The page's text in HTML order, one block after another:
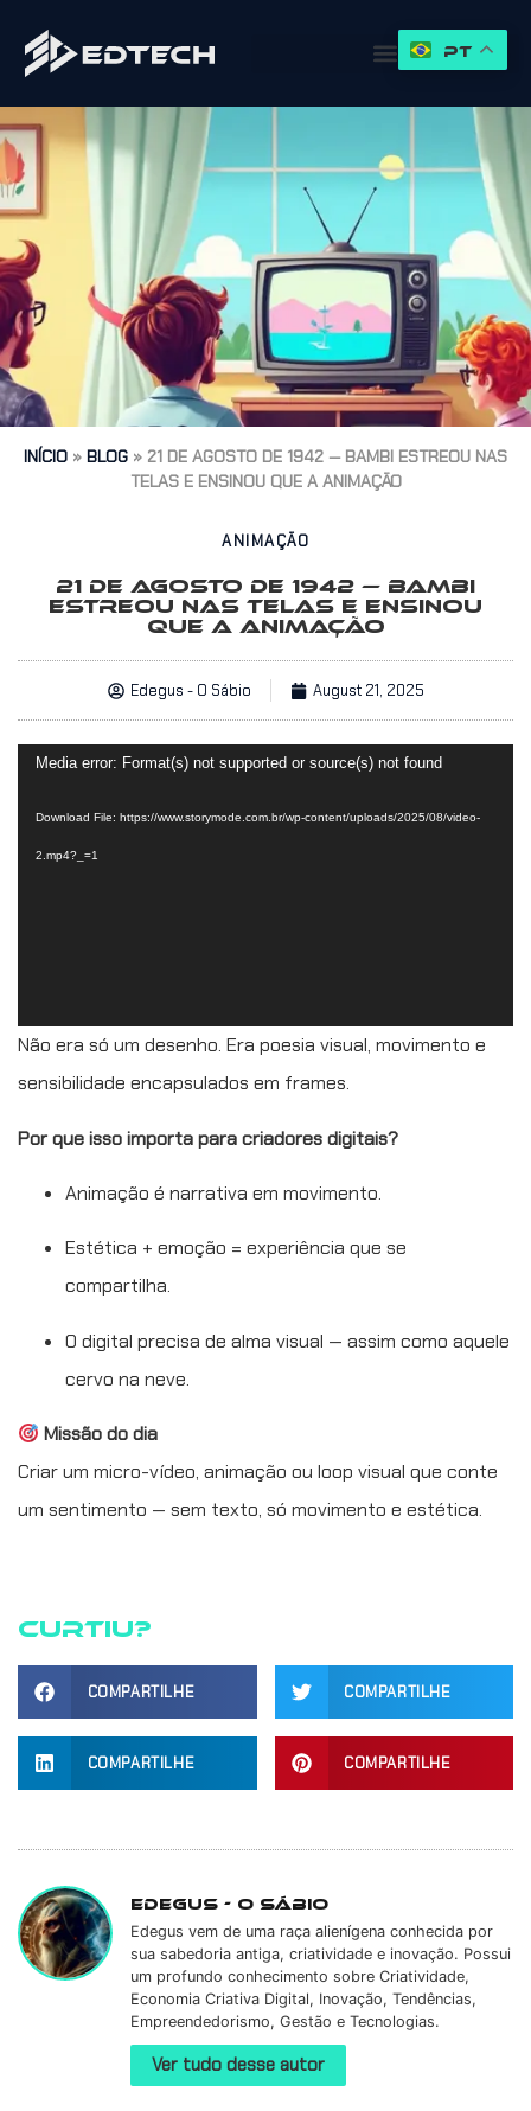
INÍCIO » BLOG » 21 DE AGOSTO DE 1942 — BAMBI ESTREOU NAS
TELAS E ENSINOU QUE A ANIMAÇÃO
ANIMAÇÃO
21 DE AGOSTO DE 1942 — BAMBI
ESTREOU NAS TELAS E ENSINOU
QUE A ANIMAÇÃO
Edegus - O Sábio August 21, 2025
Video
Media error: Format(s) not supported or source(s) not found
Download File: https://www.storymode.com.br/wp-content/uploads/2025/08/video-
2.mp4?_=1
Não era só um desenho. Era poesia visual, movimento e
sensibilidade encapsulados em frames.
Por que isso importa para criadores digitais?
Animação é narrativa em movimento.
Estética + emoção = experiência que se
compartilha.
O digital precisa de alma visual — assim como aquele
cervo na neve.
Missão do dia
Criar um micro-vídeo, animação ou loop visual que conte
um sentimento — sem texto, só movimento e estética.
Curtiu?
COMPARTILHE COMPARTILHE
COMPARTILHE COMPARTILHE
Edegus - O Sábio
Edegus vem de uma raça alienígena conhecida por
sua sabedoria antiga, criatividade e inovação. Possui
um profundo conhecimento sobre Criatividade,
Economia Criativa Digital, Inovação, Tendências,
Empreendedorismo, Gestão e Tecnologias.
Ver tudo desse autor
PT